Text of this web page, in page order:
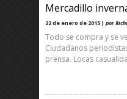
Mercadillo
22 de enero de 2015 | por
Todo se compra y se
Ciudadanos
prensa. Locas